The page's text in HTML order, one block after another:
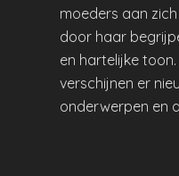
moeders aan
door haar
en hartelijke
verschijnen er
onderwerpen en